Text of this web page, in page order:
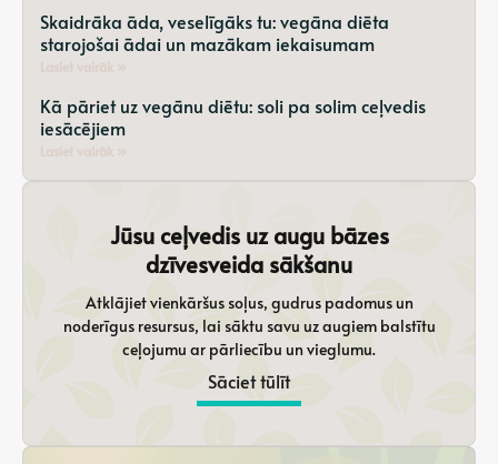
Skaidrāka āda, veselīgāks tu: vegāna diēta
starojošai ādai un mazākam iekaisumam
Kā pāriet uz vegānu diētu: soli pa solim ceļvedis
iesācējiem
Jūsu ceļvedis uz augu bāzes
dzīvesveida sākšanu
Atklājiet vienkāršus soļus, gudrus padomus un
noderīgus resursus, lai sāktu savu uz augiem balstītu
ceļojumu ar pārliecību un vieglumu.
Sāciet tūlīt